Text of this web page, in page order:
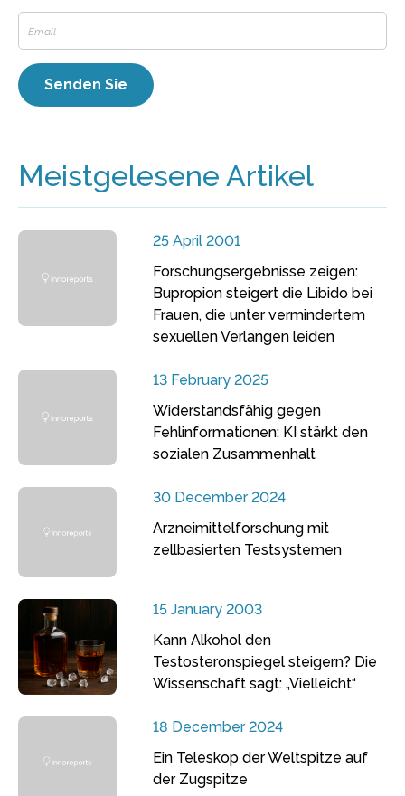
Meistgelesene Artikel
25 April 2001
Forschungsergebnisse zeigen:
Bupropion steigert die Libido bei
Frauen, die unter vermindertem
sexuellen Verlangen leiden
13 February 2025
Widerstandsfähig gegen
Fehlinformationen: KI stärkt den
sozialen Zusammenhalt
30 December 2024
Arzneimittelforschung mit
zellbasierten Testsystemen
15 January 2003
Kann Alkohol den
Testosteronspiegel steigern? Die
Wissenschaft sagt: „Vielleicht“
18 December 2024
Ein Teleskop der Weltspitze auf
der Zugspitze